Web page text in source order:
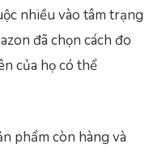
nhiều vào tâm trạng
đã chọn cách đo
của họ có thể
phẩm còn hàng và